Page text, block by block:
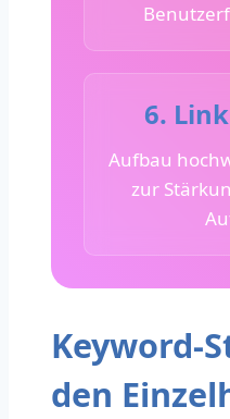
6.
Aufbau
zur
Keyword-
den